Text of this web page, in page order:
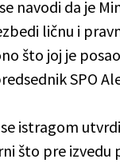
navodi da je
ličnu i
što joj je
SPO
istragom
što pre izvedu